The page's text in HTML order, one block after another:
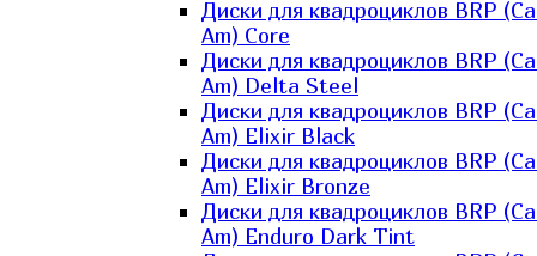
Диски для квадроциклов BRP
Am) Core
Диски для квадроциклов BRP
Am) Delta Steel
Диски для квадроциклов BRP
Am) Elixir Black
Диски для квадроциклов BRP
Am) Elixir Bronze
Диски для квадроциклов BRP
Am) Enduro Dark Tint